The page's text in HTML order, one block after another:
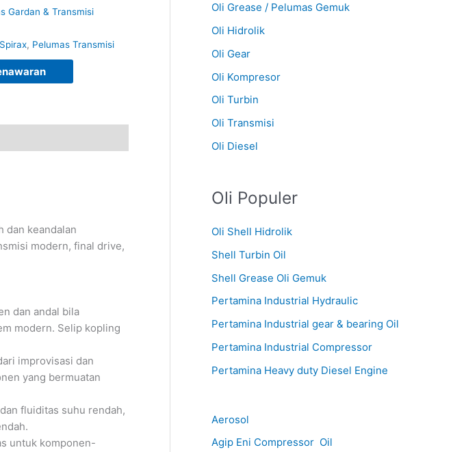
Gardan & Transmisi
, Pelumas Transmisi
dan keandalan
modern, final drive,
dan andal bila
modern. Selip kopling
improvisasi dan
yang bermuatan
fluiditas suhu rendah,
untuk komponen-
Oli Grease / Pelumas Gemuk
Oli Hidrolik
Oli Gear
Oli Kompresor
Oli Turbin
Oli Transmisi
Oli Diesel
Oli Populer
Oli Shell Hidrolik
Shell Turbin Oil
Shell Grease Oli Gemuk
Pertamina Industrial Hydraulic
Pertamina Industrial gear & bearing Oil
Pertamina Industrial Compressor
Pertamina Heavy duty Diesel Engine
Aerosol
Agip Eni Compressor Oil